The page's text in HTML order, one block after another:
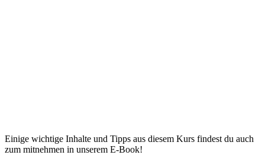
Einige wichtige Inhalte und Tipps aus diesem Kurs findest du auch
zum mitnehmen in unserem E-Book!